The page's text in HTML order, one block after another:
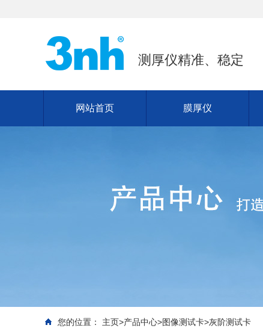
测厚仪精准、稳定
网站首页 膜厚仪
您的位置： 主页>产品中心>图像测试卡>灰阶测试卡